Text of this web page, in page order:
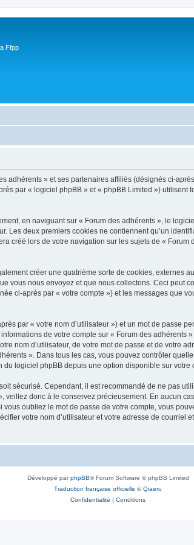
Ffpp
adhérents » et ses partenaires affiliés (désignés ci-
par « logiciel phpBB » et « phpBB Limited ») utilisent
en naviguant sur « Forum des adhérents », le
Les deux premiers cookies ne contiennent qu’un
créé lors de votre navigation sur les sujets de «
créer une quatrième sorte de cookies, externes
vous nous envoyez et que nous collectons. Ceci
ci-après par « votre compte ») et les messages que
par « votre nom d’utilisateur ») et un mot de passe
de votre compte sur « Forum des
nom d’utilisateur, de votre mot de passe et de votre
». Dans tous les cas, vous pouvez contrôler
logiciel phpBB depuis une option disponible sur votre
sécurisé. Cependant, il est recommandé de ne pas
veillez donc à le conservez précieusement. En aucun
oubliez le mot de passe de votre compte, vous
votre nom d’utilisateur et votre adresse de
Développé parphpBB® Forum Software © phpBB Limited
Traduction française officielle ©Qiaeru
Confidentialité | Conditions